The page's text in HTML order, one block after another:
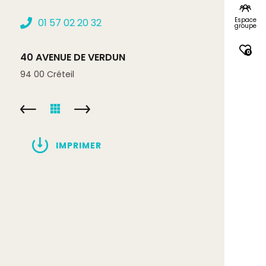
Espace
groupe
0
01 57 02 20 32
40 AVENUE DE VERDUN
94 00 Créteil
IMPRIMER